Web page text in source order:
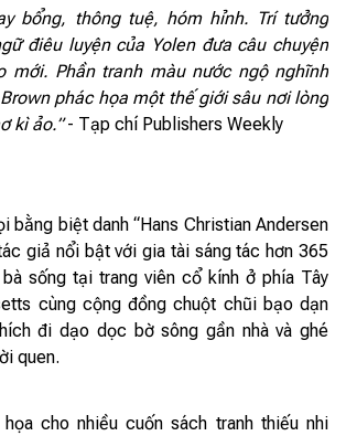
bổng, thông tuệ, hóm hỉnh. Trí tưởng
điêu luyện của Yolen đưa câu chuyện
mới. Phần tranh màu nước ngộ nghĩnh
phác họa một thế giới sâu nơi lòng
kì ảo.”- Tạp chí Publishers Weekly
bằng biệt danh “Hans Christian Andersen
giả nổi bật với gia tài sáng tác hơn 365
sống tại trang viên cổ kính ở phía Tây
cùng cộng đồng chuột chũi bạo dạn
đi dạo dọc bờ sông gần nhà và ghé
quen.
cho nhiều cuốn sách tranh thiếu nhi